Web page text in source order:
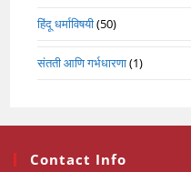
हिंदू धर्माविषयी(50)
संतती आणि गर्भधारणा(1)
Contact Info